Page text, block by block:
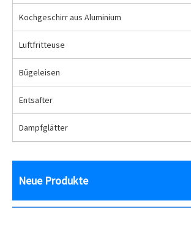
Kochgeschirr aus Aluminium
Luftfritteuse
Bügeleisen
Entsafter
Dampfglätter
Neue Produkte